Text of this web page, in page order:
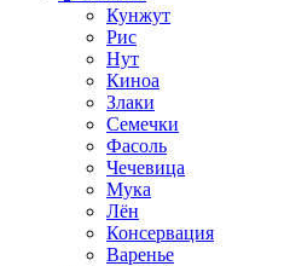
Кунжут
Рис
Нут
Киноа
Злаки
Семечки
Фасоль
Чечевица
Мука
Лён
Консервация
Варенье